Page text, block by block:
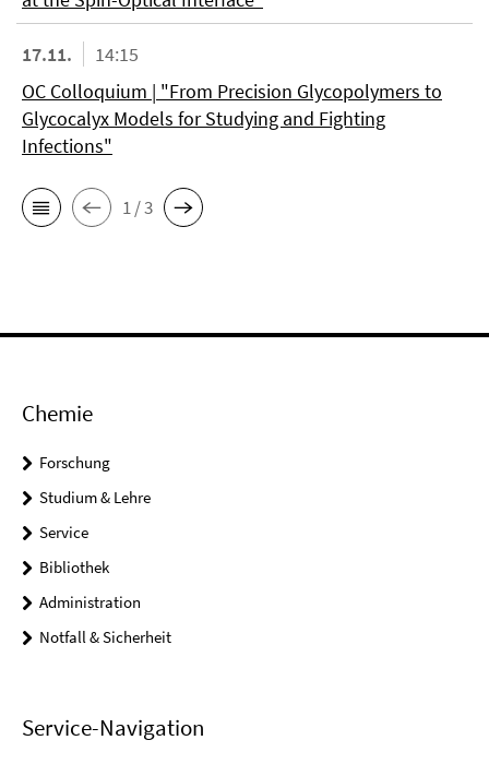
17.11.
14:15
OC Colloquium | "From Precision Glycopolymers to
Glycocalyx Models for Studying and Fighting
Infections"
1 / 3
Chemie
Forschung
Studium & Lehre
Service
Bibliothek
Administration
Notfall & Sicherheit
Service-Navigation